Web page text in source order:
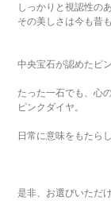
しっかりと視認性の
その美しさは今も昔
中央宝石が認めたピ
たった一石でも、心
ピンクダイヤ。
日常に意味をもたら
是非、お選びいただ